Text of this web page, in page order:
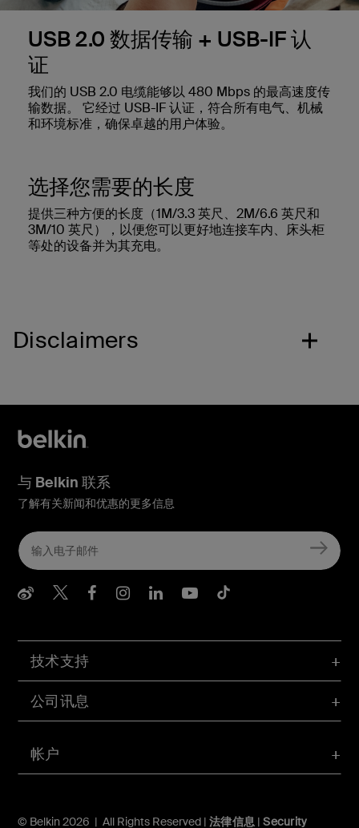
USB 2.0 数据传输 + USB-IF 认
证
我们的 USB 2.0 电缆能够以 480 Mbps 的最高速度传
输数据。 它经过 USB-IF 认证，符合所有电气、机械
和环境标准，确保卓越的用户体验。
选择您需要的长度
提供三种方便的长度（1M/3.3 英尺、2M/6.6 英尺和
3M/10 英尺），以便您可以更好地连接车内、床头柜
等处的设备并为其充电。
Disclaimers
帐户
技术支持
公司讯息
© Belkin 2026 | All Rights Reserved | 法律信息 |Security
与 Belkin 联系
了解有关新闻和优惠的更多信息
Belkin Weibo
Belkin Twitter
Belkin Facebook
Belkin Instagram
Belkin LInkedIn
Belkin Youtube
Belkin